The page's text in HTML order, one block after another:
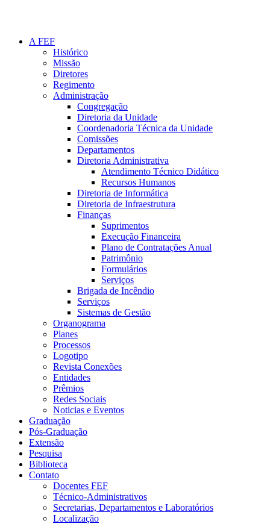
A FEF
Histórico
Missão
Diretores
Regimento
Administração
Congregação
Diretoria da Unidade
Coordenadoria Técnica da Unidade
Comissões
Departamentos
Diretoria Administrativa
Atendimento Técnico Didático
Recursos Humanos
Diretoria de Informática
Diretoria de Infraestrutura
Finanças
Suprimentos
Execução Financeira
Plano de Contratações Anual
Patrimônio
Formulários
Serviços
Brigada de Incêndio
Serviços
Sistemas de Gestão
Organograma
Planes
Processos
Logotipo
Revista Conexões
Entidades
Prêmios
Redes Sociais
Noticias e Eventos
Graduação
Pós-Graduação
Extensão
Pesquisa
Biblioteca
Contato
Docentes FEF
Técnico-Administrativos
Secretarias, Departamentos e Laboratórios
Localização